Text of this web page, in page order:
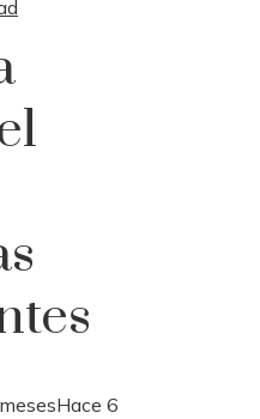
Hace 6